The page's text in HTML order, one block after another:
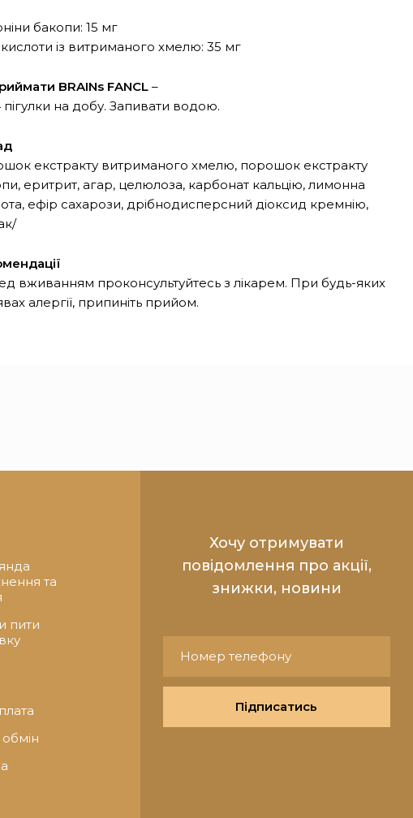
бакопи: 15 мг
кислоти із витриманого хмелю: 35 мг
BRAINs FANCL –
на добу. Запивати водою.
екстракту витриманого хмелю, порошок екстракту
еритрит, агар, целюлоза, карбонат кальцію, лимонна
ефір сахарози, дрібнодисперсний діоксид кремнію,
вживанням проконсультуйтесь з лікарем. При будь-яких
алергії, припиніть прийом.
та
пити
Хочу отримувати
повідомлення про акції,
знижки, новини
Підписатись